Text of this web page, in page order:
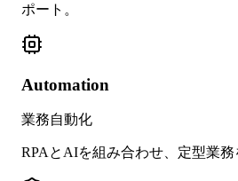
ポート。
Automation
業務自動化
RPAとAIを組み合わせ、定型業務